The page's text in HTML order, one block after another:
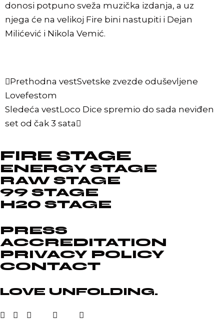
donosi potpuno sveža muzička izdanja, a uz
njega će na velikoj Fire bini nastupiti i Dejan
Milićević i Nikola Vemić.
Prethodna vestSvetske zvezde oduševljene
Lovefestom
Sledeća vestLoco Dice spremio do sada neviđen
set od čak 3 sata
FIRE STAGE
ENERGY STAGE
RAW STAGE
99 STAGE
H20 STAGE
PRESS
ACCREDITATION
PRIVACY POLICY
CONTACT
LOVE UNFOLDING.